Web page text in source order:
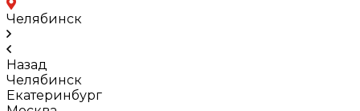
Челябинск
Назад
Челябинск
Екатеринбург